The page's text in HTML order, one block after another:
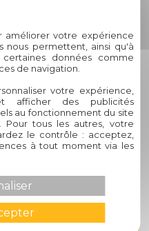
Tolosan
améliorer votre expérience
nous permettent, ainsi qu'à
données comme
de navigation.
votre expérience,
afficher des publicités
au fonctionnement du site
Pour tous les autres, votre
le contrôle : acceptez,
à tout moment via les